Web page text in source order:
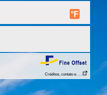
°F
Créditos, contato e . . .